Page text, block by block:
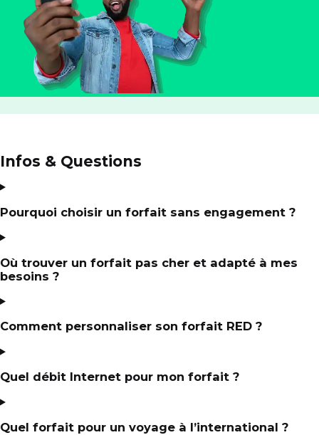
Infos & Questions
Pourquoi choisir un forfait sans engagement ?
Où trouver un forfait pas cher et adapté à mes
besoins ?
Comment personnaliser son forfait RED ?
Quel débit Internet pour mon forfait ?
Quel forfait pour un voyage à l’international ?